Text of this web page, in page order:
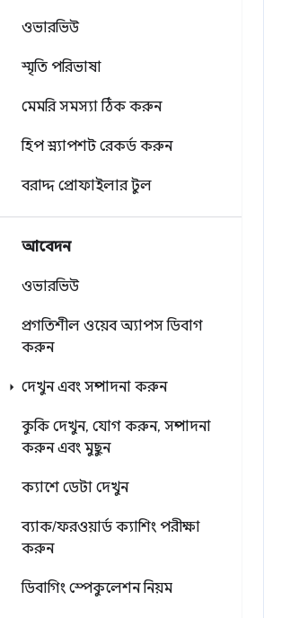
ওভারভিউ
স্মৃতি পরিভাষা
মেমরি সমস্যা ঠিক করুন
হিপ স্ন্যাপশট রেকর্ড করুন
বরাদ্দ প্রোফাইলার টুল
আবেদন
ওভারভিউ
প্রগতিশীল ওয়েব অ্যাপস ডিবাগ
করুন
দেখুন এবং সম্পাদনা করুন
কুকি দেখুন, যোগ করুন, সম্পাদনা
করুন এবং মুছুন
ক্যাশে ডেটা দেখুন
ব্যাক/ফরওয়ার্ড ক্যাশিং পরীক্ষা
করুন
ডিবাগিং স্পেকুলেশন নিয়ম